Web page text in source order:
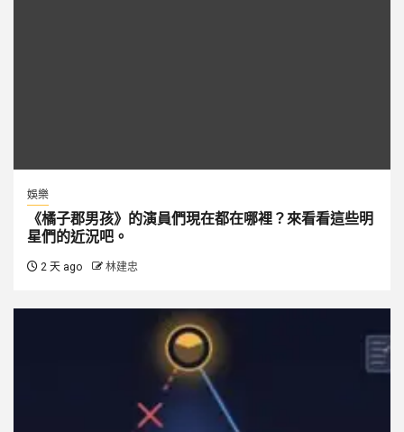
娛樂
《橘子郡男孩》的演員們現在都在哪裡？來看看這些明
星們的近況吧。
2 天 ago 林建忠